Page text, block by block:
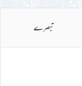
تبصرے